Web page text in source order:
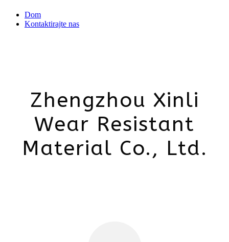
Dom
Kontaktirajte nas
Zhengzhou Xinli
Wear Resistant
Material Co., Ltd.